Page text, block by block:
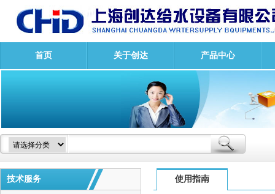
首页 关于创达 产品中心
技术服务 使用指南